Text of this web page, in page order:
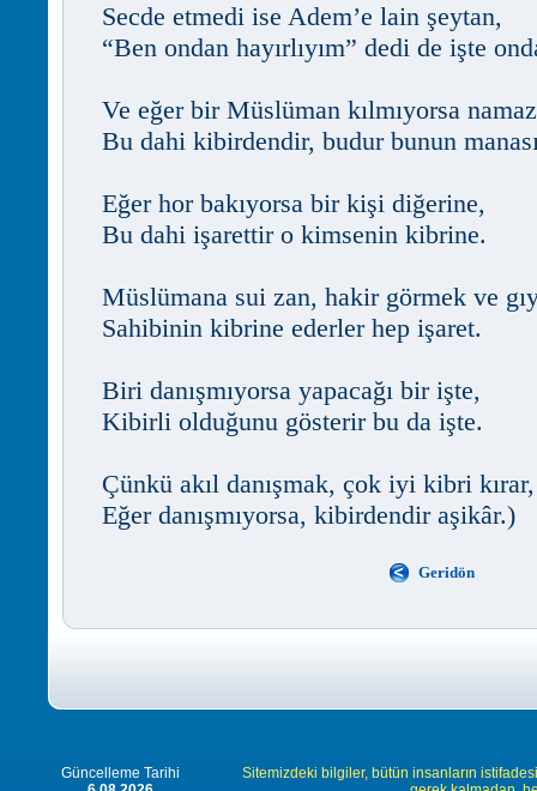
Secde etmedi ise Adem’e lain şeytan,
“Ben ondan hayırlıyım” dedi de işte
Ve eğer bir Müslüman kılmıyorsa
Bu dahi kibirdendir, budur bunun
Eğer hor bakıyorsa bir kişi diğerine,
Bu dahi işarettir o kimsenin kibrine.
Müslümana sui zan, hakir görmek ve
Sahibinin kibrine ederler hep işaret.
Biri danışmıyorsa yapacağı bir işte,
Kibirli olduğunu gösterir bu da işte.
Çünkü akıl danışmak, çok iyi kibri kırar,
Eğer danışmıyorsa, kibirdendir aşikâr.)
Geridön
Güncelleme Tarihi
Sitemizdeki bilgiler, bütün insanların